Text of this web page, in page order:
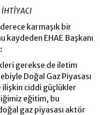
İHTİYACI
karmaşık bir
EHAE Başkanı
gerekse de iletim
Doğal Gaz Piyasası
ilişkin ciddi güçlükler
eğitim, bu
gaz piyasası aktör